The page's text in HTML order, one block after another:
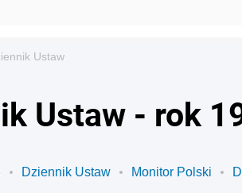
Ustaw
Ustaw - rok
Dziennik Ustaw Monitor Polski